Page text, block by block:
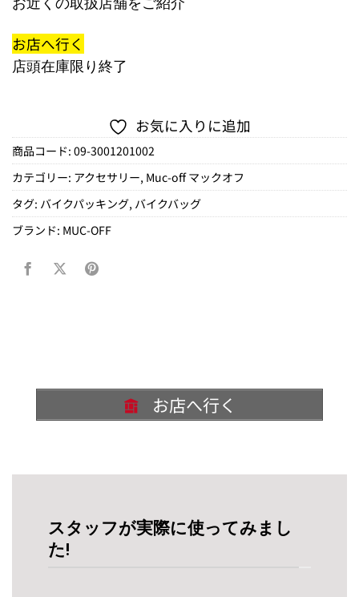
お近くの取扱店舗をご紹介
お店へ行く
店頭在庫限り終了
お気に入りに追加
商品コード: 09-3001201002
カテゴリー: アクセサリー, Muc-off マックオフ
タグ: バイクパッキング, バイクバッグ
ブランド: MUC-OFF
お店へ行く
スタッフが実際に使ってみまし
た!